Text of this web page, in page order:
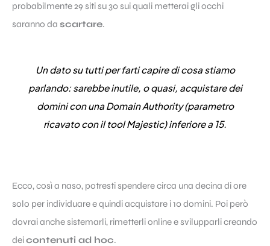
probabilmente 29 siti su 30 sui quali metterai gli occhi
saranno da scartare.
Un dato su tutti per farti capire di cosa stiamo
parlando: sarebbe inutile, o quasi, acquistare dei
domini con una Domain Authority (parametro
ricavato con il tool Majestic) inferiore a 15.
Ecco, così a naso, potresti spendere circa una decina di ore
solo per individuare e quindi acquistare i 10 domini. Poi però
dovrai anche sistemarli, rimetterli online e svilupparli creando
deicontenuti ad hoc.